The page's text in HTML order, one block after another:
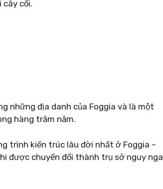
cối.
những địa danh của Foggia và là một
hàng trăm năm.
trình kiến ​​trúc lâu đời nhất ở Foggia –
được chuyển đổi thành trụ sở nguy nga